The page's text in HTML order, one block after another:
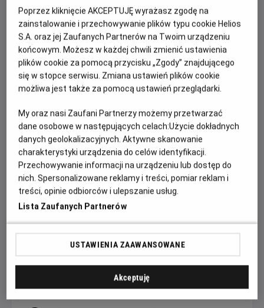
życie. Zamiast się poddać, robią coś, co dla wielu byłoby
szaleństwem: wyruszają w pieszą wędrówkę – ponad
tysiąc kilometrów wzdłuż dzikiego, angielskiego wybrzeża.
Z pustym kontem bankowym, namiotem i garścią
najpotrzebniejszych rzeczy idą przed siebie, krok za
krokiem, szukając ukojenia w wietrze, ciszy i otaczającej ich
rzucił im pod nogi, wciąż mają najważniejsze – siebie
nawzajem. Ta niezwykła podróż stanie się dla nich drogą ku
wolności, miłości i nowemu początkowi.
CENNIK
bilet
indywidualny
osób)
21,90 ZŁ
Poprzez kliknięcie AKCEPTUJĘ wyrażasz zgodę na
zainstalowanie i przechowywanie plików typu cookie Helios
S.A. oraz jej Zaufanych Partnerów na Twoim urządzeniu
końcowym. Możesz w każdej chwili zmienić ustawienia
plików cookie za pomocą przycisku „Zgody” znajdującego
się w stopce serwisu. Zmiana ustawień plików cookie
możliwa jest także za pomocą ustawień przeglądarki.
My oraz nasi Zaufani Partnerzy możemy przetwarzać
dane osobowe w następujących celach:Użycie dokładnych
danych geolokalizacyjnych. Aktywne skanowanie
charakterystyki urządzenia do celów identyfikacji.
Przechowywanie informacji na urządzeniu lub dostęp do
nich. Spersonalizowane reklamy i treści, pomiar reklam i
treści, opinie odbiorców i ulepszanie usług.
Lista Zaufanych Partnerów
USTAWIENIA ZAAWANSOWANE
Akceptuję